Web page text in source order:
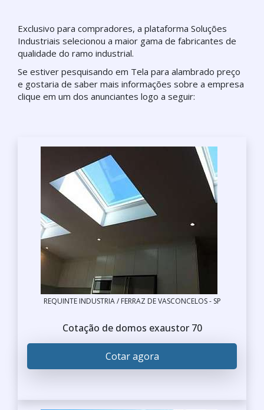
Exclusivo para compradores, a plataforma Soluções
Industriais selecionou a maior gama de fabricantes de
qualidade do ramo industrial.
Se estiver pesquisando em Tela para alambrado preço
e gostaria de saber mais informações sobre a empresa
clique em um dos anunciantes logo a seguir:
REQUINTE INDUSTRIA / FERRAZ DE VASCONCELOS - SP
Cotação de domos exaustor 70
Cotar agora